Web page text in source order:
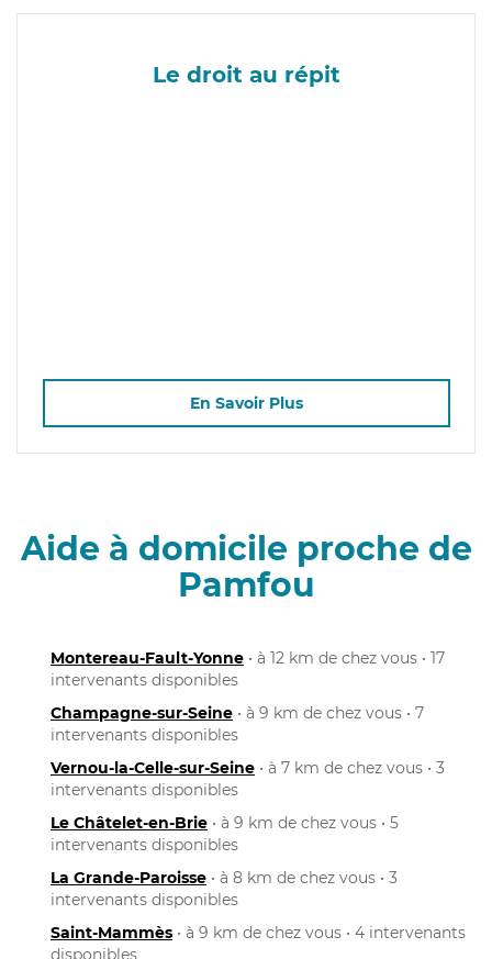
Le droit au répit
En Savoir Plus
Aide à domicile proche de
Pamfou
Montereau-Fault-Yonne • à 12 km de chez vous • 17
intervenants disponibles
Champagne-sur-Seine • à 9 km de chez vous • 7
intervenants disponibles
Vernou-la-Celle-sur-Seine • à 7 km de chez vous • 3
intervenants disponibles
Le Châtelet-en-Brie • à 9 km de chez vous • 5
intervenants disponibles
La Grande-Paroisse • à 8 km de chez vous • 3
intervenants disponibles
Saint-Mammès • à 9 km de chez vous • 4 intervenants
disponibles